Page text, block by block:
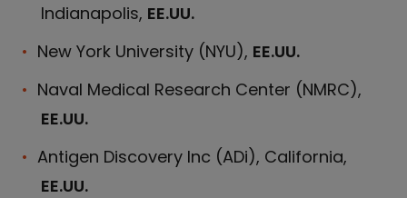
Indianapolis, EE.UU.
New York University (NYU), EE.UU.
Naval Medical Research Center (NMRC),
EE.UU.
Antigen Discovery Inc (ADi), California,
EE.UU.